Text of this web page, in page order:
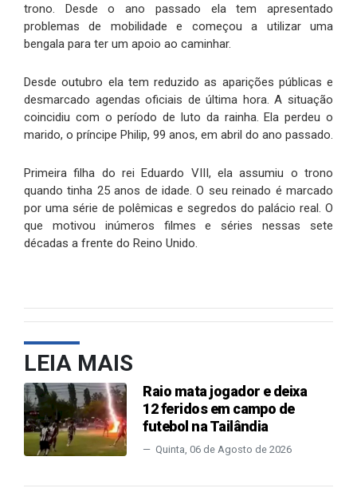
trono. Desde o ano passado ela tem apresentado
problemas de mobilidade e começou a utilizar uma
bengala para ter um apoio ao caminhar.
Desde outubro ela tem reduzido as aparições públicas e
desmarcado agendas oficiais de última hora. A situação
coincidiu com o período de luto da rainha. Ela perdeu o
marido, o príncipe Philip, 99 anos, em abril do ano passado.
Primeira filha do rei Eduardo VIII, ela assumiu o trono
quando tinha 25 anos de idade. O seu reinado é marcado
por uma série de polêmicas e segredos do palácio real. O
que motivou inúmeros filmes e séries nessas sete
décadas a frente do Reino Unido.
LEIA MAIS
Raio mata jogador e deixa
12 feridos em campo de
futebol na Tailândia
Quinta, 06 de Agosto de 2026